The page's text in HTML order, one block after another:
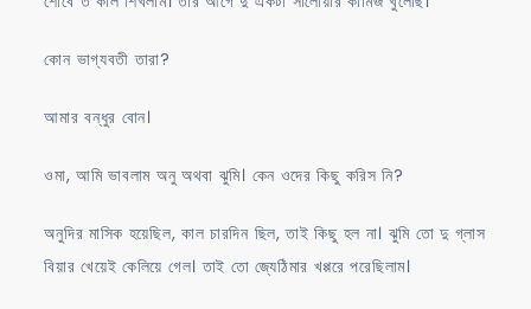
কোন ভাগ্যবতী তারা?
আমার বন্ধুর বোন।
ওমা, আমি ভাবলাম অনু অথবা ঝুমি। কেন ওদের কিছু করিস নি?
অনুদির মাসিক হয়েছিল, কাল চারদিন ছিল, তাই কিছু হল না। ঝুমি তো দু গ্লাস
বিয়ার খেয়েই কেলিয়ে গেল। তাই তো জ্যেঠিমার খপ্পরে পরেছিলাম।